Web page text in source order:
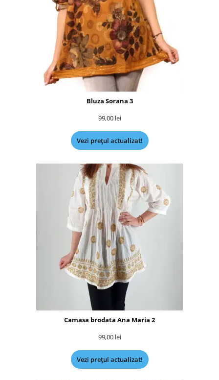
Bluza Sorana 3
99,00 lei
Vezi prețul actualizat!
Camasa brodata Ana Maria 2
99,00 lei
Vezi prețul actualizat!